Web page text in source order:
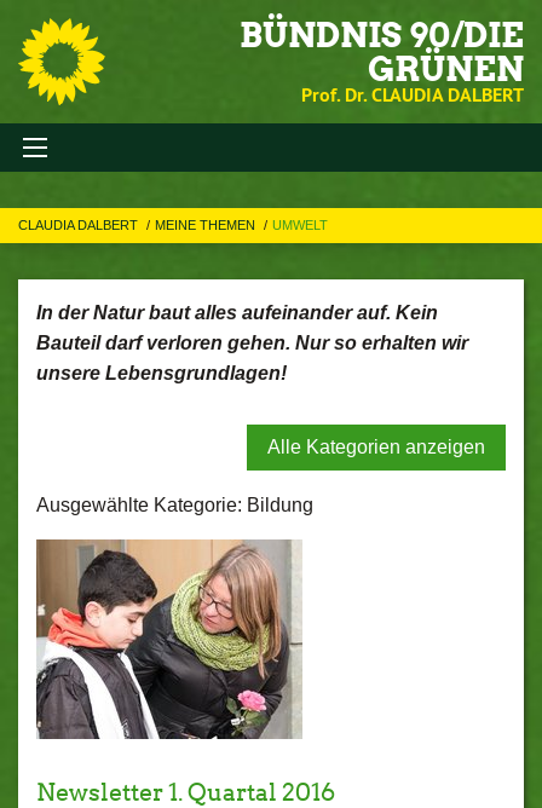
BÜNDNIS 90/DIE
GRÜNEN
Prof. Dr. CLAUDIA DALBERT
CLAUDIA DALBERT MEINE THEMEN UMWELT
In der Natur baut alles aufeinander auf. Kein
Bauteil darf verloren gehen. Nur so erhalten wir
unsere Lebensgrundlagen!
Alle Kategorien anzeigen
Ausgewählte Kategorie: Bildung
Newsletter 1. Quartal 2016